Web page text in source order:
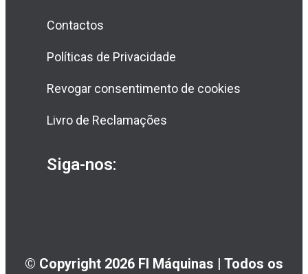
Contactos
Políticas de Privacidade
Revogar consentimento de cookies
Livro de Reclamações
Siga-nos:
© Copyright 2026 FI Máquinas | Todos os